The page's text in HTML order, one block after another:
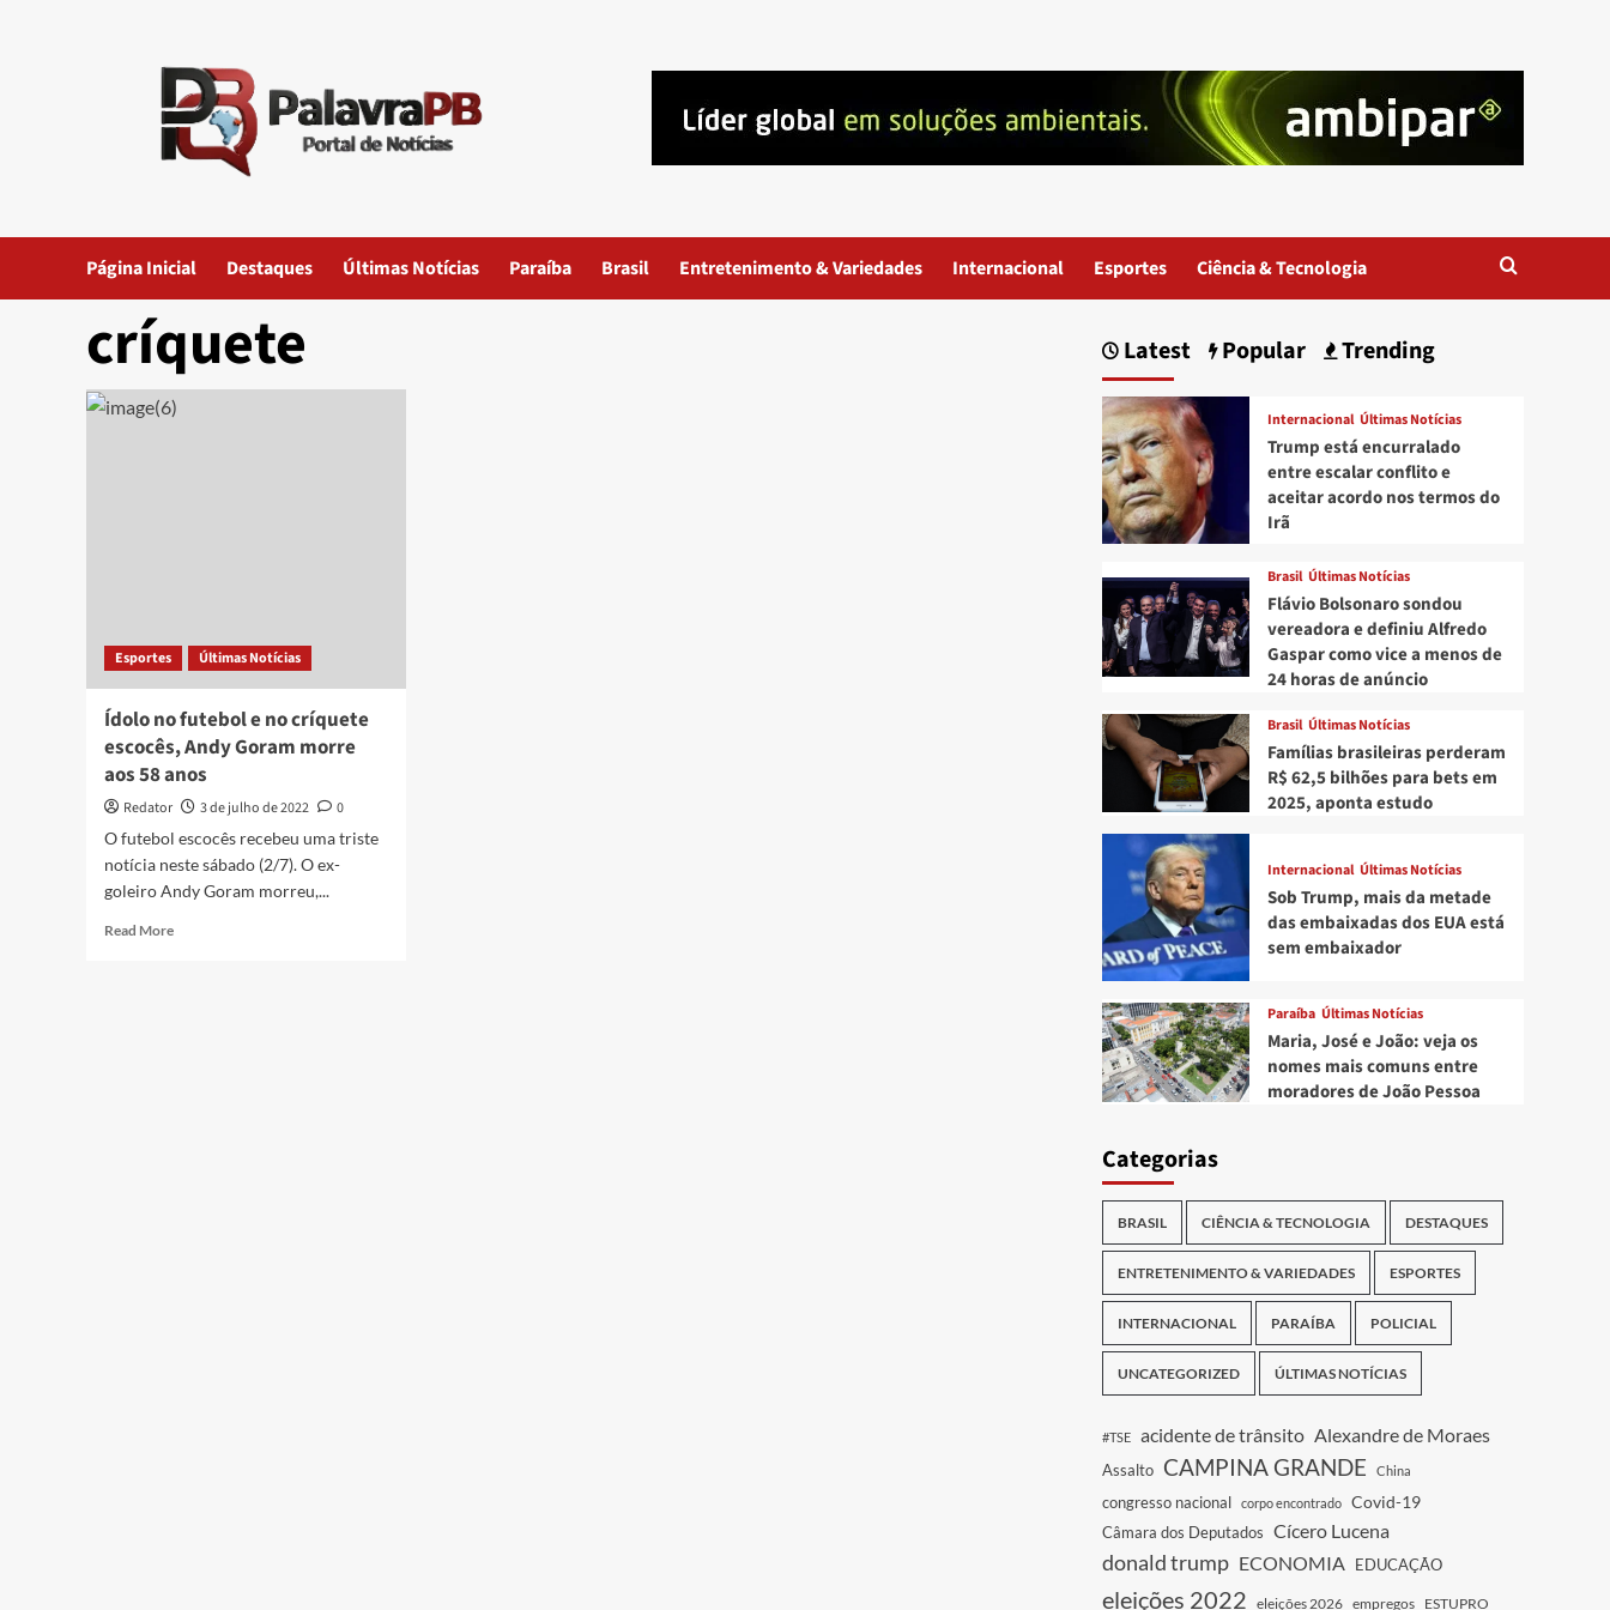
Página Inicial Destaques Últimas Notícias Paraíba Brasil Entretenimento & Variedades Internacional Esportes Ciência & Tecnologia
críquete
Esportes Últimas Notícias
Ídolo no futebol e no críquete
escocês, Andy Goram morre
aos 58 anos
Redator 3 de julho de 2022
0
O futebol escocês recebeu uma triste
notícia neste sábado (2/7). O ex-
goleiro Andy Goram morreu,...
Read MoreRead
Latest Popular Trending
Internacional Últimas Notícias
Trump está encurralado
entre escalar conflito e
aceitar acordo nos termos do
Irã
Brasil Últimas Notícias
Flávio Bolsonaro sondou
vereadora e definiu Alfredo
Gaspar como vice a menos de
24 horas de anúncio
Brasil Últimas Notícias
Famílias brasileiras perderam
R$ 62,5 bilhões para bets em
2025, aponta estudo
Internacional Últimas Notícias
Sob Trump, mais da metade
das embaixadas dos EUA está
sem embaixador
Paraíba Últimas Notícias
Maria, José e João: veja os
nomes mais comuns entre
moradores de João Pessoa
Categorias
BRASIL CIÊNCIA & TECNOLOGIA DESTAQUES
ENTRETENIMENTO & VARIEDADES ESPORTES
INTERNACIONAL PARAÍBA POLICIAL
UNCATEGORIZED ÚLTIMAS NOTÍCIAS
#TSE acidente de trânsito Alexandre de Moraes
Assalto CAMPINA GRANDE China
congresso nacional corpo encontrado Covid-19
Câmara dos Deputados Cícero Lucena
donald trump ECONOMIA EDUCAÇÃO
eleições 2022 eleições 2026 empregos ESTUPRO